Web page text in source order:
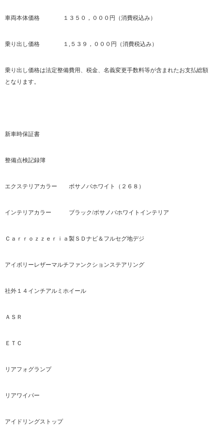
車両本体価格 １３５０，０００円（消費税込み）
乗り出し価格 １,５３９，０００円（消費税込み）
乗り出し価格は法定整備費用、税金、名義変更手数料等が含まれたお支払総額
となります。
新車時保証書
整備点検記録簿
エクステリアカラー ボサノバホワイト（２６８）
インテリアカラー ブラック/ボサノバホワイトインテリア
Ｃａｒｒｏｚｚｅｒｉａ製ＳＤナビ＆フルセグ地デジ
アイボリーレザーマルチファンクションステアリング
社外１４インチアルミホイール
ＡＳＲ
​​ＥＴＣ
リアフォグランプ
リアワイパー
アイドリングストップ